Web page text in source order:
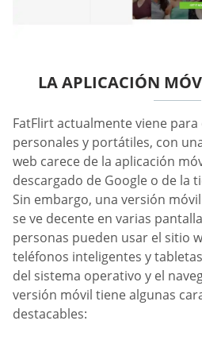
LA APLICACIÓN
FatFlirt actualmente viene
personales y portátiles, con
web carece de la aplicación
descargado de Google o de la
Sin embargo, una versión
se ve decente en varias
personas pueden usar el sitio
teléfonos inteligentes y
del sistema operativo y el
versión móvil tiene algunas
destacables: